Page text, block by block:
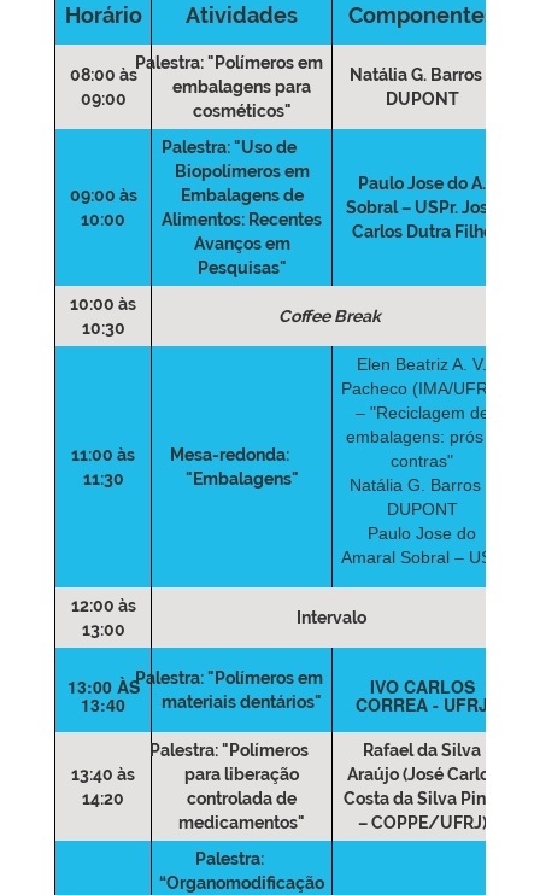
Horário Atividades Componentes
08:00 às
09:00
Palestra:"Polímeros em
embalagens para
cosméticos"
Natália G. Barros –
DUPONT
09:00 às
10:00
Palestra:"Uso de
Biopolímeros em
Embalagens de
Alimentos: Recentes
Avanços em
Pesquisas"
Paulo Jose do A.
Sobral – USPr. José
Carlos Dutra Filho
10:00 às
10:30
Coffee Break
11:00 às
11:30
Mesa-redonda:
"Embalagens"
Elen Beatriz A. V.
Pacheco (IMA/UFRJ)
– "Reciclagem de
embalagens: prós e
contras"
Natália G. Barros –
DUPONT
Paulo Jose do
Amaral Sobral – USP
12:00 às
13:00
Intervalo
13:00 ÀS
13:40
Palestra:"Polímeros em
materiais dentários"
IVO CARLOS
CORREA - UFRJ
13:40 às
14:20
Palestra:"Polímeros
para liberação
controlada de
medicamentos"
Rafael da Silva
Araújo (José Carlos
Costa da Silva Pinto
– COPPE/UFRJ)
Palestra:
“Organomodificação